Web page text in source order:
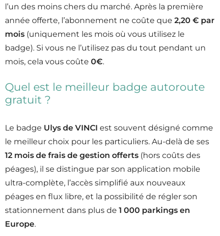
l’un des moins chers du marché. Après la première
année offerte, l’abonnement ne coûte que 2,20 € par
mois (uniquement les mois où vous utilisez le
badge). Si vous ne l’utilisez pas du tout pendant un
mois, cela vous coûte 0€.
Quel est le meilleur badge autoroute
gratuit ?
Le badge Ulys de VINCI est souvent désigné comme
le meilleur choix pour les particuliers. Au-delà de ses
12 mois de frais de gestion offerts (hors coûts des
péages), il se distingue par son application mobile
ultra-complète, l’accès simplifié aux nouveaux
péages en flux libre, et la possibilité de régler son
stationnement dans plus de 1 000 parkings en
Europe.